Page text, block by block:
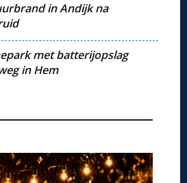
in Andijk na
met batterijopslag
in Hem